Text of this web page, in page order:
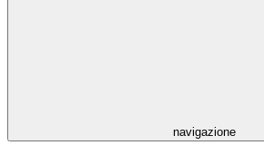
navigazione